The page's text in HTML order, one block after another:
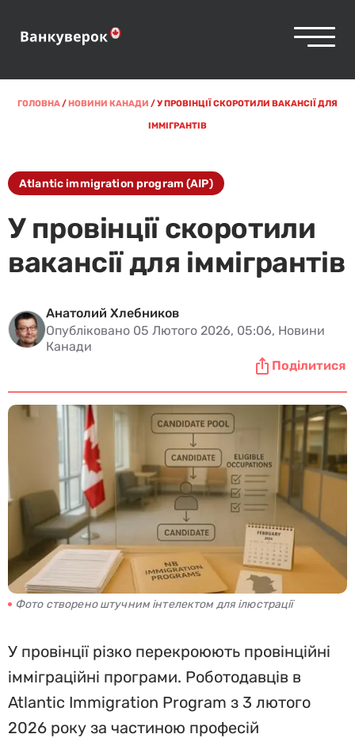
ГОЛОВНА/НОВИНИ КАНАДИ /У ПРОВІНЦІЇ СКОРОТИЛИ ВАКАНСІЇ ДЛЯ
ІММІГРАНТІВ
Atlantic immigration program (AIP)
У провінції скоротили
вакансії для іммігрантів
Анатолий Хлебников
Опубліковано 05 Лютого 2026, 05:06, Новини
Канади
Поділитися
Фото створено штучним інтелектом для ілюстрації
У провінції різко перекроюють провінційні
імміграційні програми. Роботодавців в
Atlantic Immigration Program з 3 лютого
2026 року за частиною професій